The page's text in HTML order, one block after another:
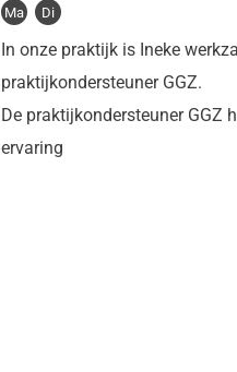
Ma Di
In onze praktijk is Ineke
praktijkondersteuner GGZ.
De praktijkondersteuner GGZ
ervaring